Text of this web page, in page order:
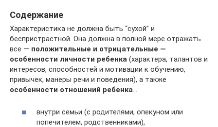
Содержание
Характеристика не должна быть “сухой” и
беспристрастной. Она должна в полной мере отражать
все — положительные и отрицательные —
особенности личности ребенка (характера, талантов и
интересов, способностей и мотивации к обучению,
привычек, манеры речи и поведения), а также
особенности отношений ребенка
внутри семьи (с родителями, опекуном или
попечителем, родственниками),